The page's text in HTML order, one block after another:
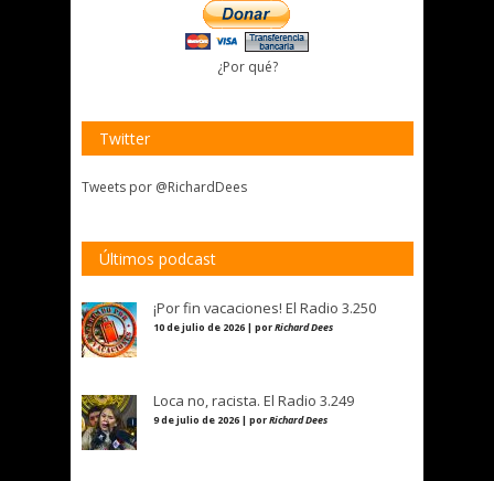
¿Por qué?
Twitter
Tweets por @RichardDees
Últimos podcast
¡Por fin vacaciones! El Radio 3.250
10 de julio de 2026 | porRichard Dees
Loca no, racista. El Radio 3.249
9 de julio de 2026 | porRichard Dees